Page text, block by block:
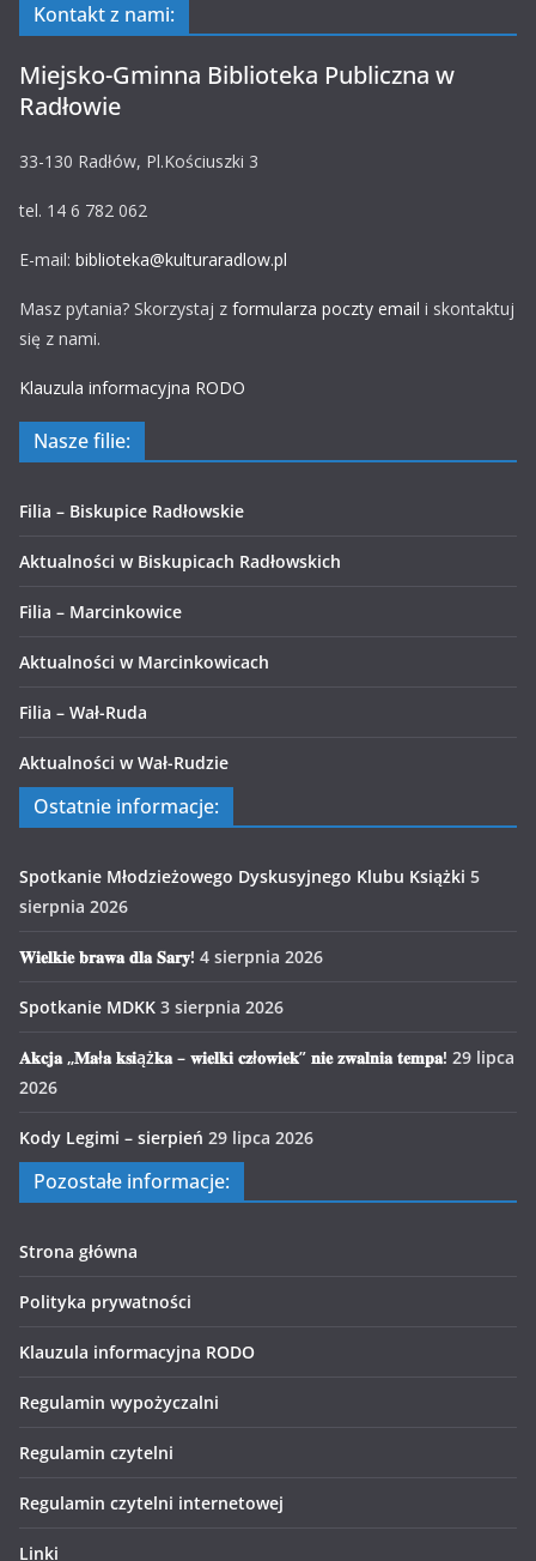
Kontakt z nami:
Miejsko-Gminna Biblioteka Publiczna w
Radłowie
33-130 Radłów, Pl.Kościuszki 3
tel. 14 6 782 062
E-mail: biblioteka@kulturaradlow.pl
Masz pytania? Skorzystaj z formularza poczty email i skontaktuj
się z nami.
Klauzula informacyjna RODO
Nasze filie:
Filia – Biskupice Radłowskie
Aktualności w Biskupicach Radłowskich
Filia – Marcinkowice
Aktualności w Marcinkowicach
Filia – Wał-Ruda
Aktualności w Wał-Rudzie
Ostatnie informacje:
Spotkanie Młodzieżowego Dyskusyjnego Klubu Książki 5
sierpnia 2026
𝐖𝐢𝐞𝐥𝐤𝐢𝐞 𝐛𝐫𝐚𝐰𝐚 𝐝𝐥𝐚 𝐒𝐚𝐫𝐲! 4 sierpnia 2026
Spotkanie MDKK 3 sierpnia 2026
𝐀𝐤𝐜𝐣𝐚 „𝐌𝐚ł𝐚 𝐤𝐬𝐢ąż𝐤𝐚 – 𝐰𝐢𝐞𝐥𝐤𝐢 𝐜𝐳ł𝐨𝐰𝐢𝐞𝐤” 𝐧𝐢𝐞 𝐳𝐰𝐚𝐥𝐧𝐢𝐚 𝐭𝐞𝐦𝐩𝐚! 29 lipca
2026
Kody Legimi – sierpień 29 lipca 2026
Pozostałe informacje:
Strona główna
Polityka prywatności
Klauzula informacyjna RODO
Regulamin wypożyczalni
Regulamin czytelni
Regulamin czytelni internetowej
Linki